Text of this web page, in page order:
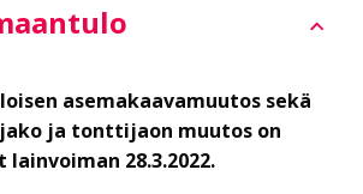
asemakaavamuutos sekä
ja tonttijaon muutos on
lainvoiman 28.3.2022.